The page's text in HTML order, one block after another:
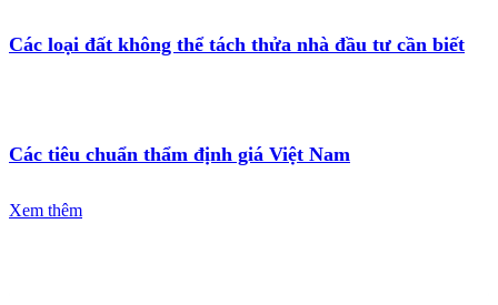
Các loại đất không thể tách thửa nhà đầu tư cần biết
Các tiêu chuẩn thẩm định giá Việt Nam
Xem thêm